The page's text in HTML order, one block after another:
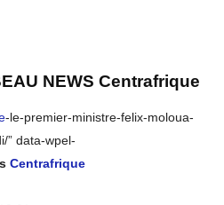
NEWS Centrafrique
-le-premier-ministre-felix-moloua-
” data-wpel-
Centrafrique